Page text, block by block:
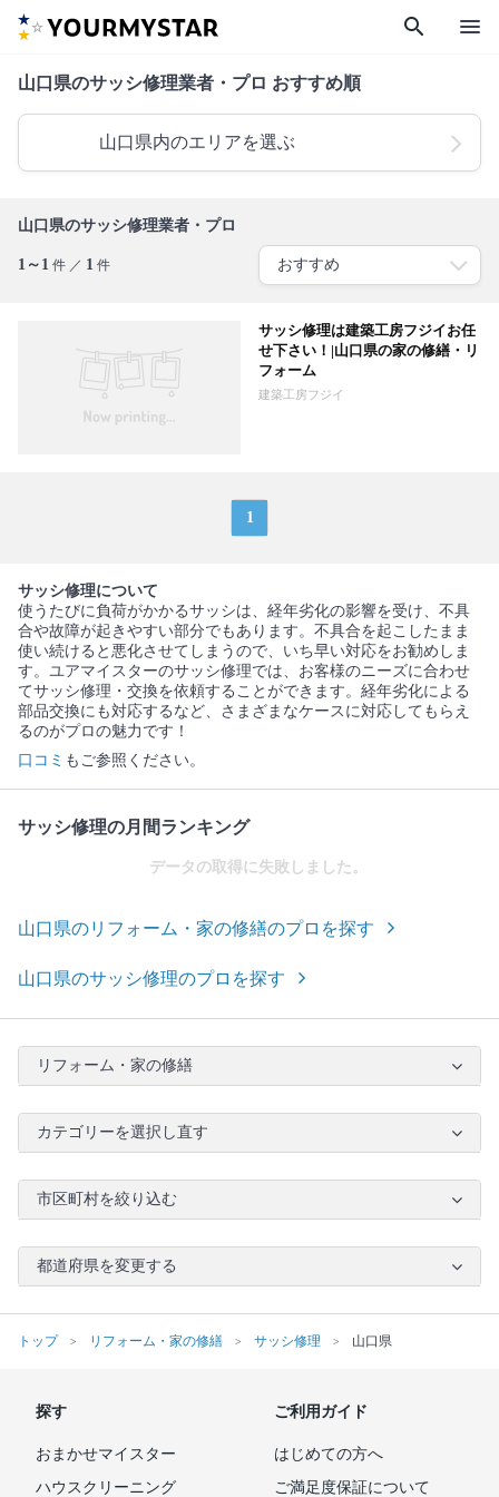
search menu
山口県のサッシ修理業者・プロ おすすめ順
山口県内のエリアを選ぶ
山口県のサッシ修理業者・プロ
1～1 件 ／ 1 件
サッシ修理は建築工房フジイお任
せ下さい！|山口県の家の修繕・リ
フォーム
建築工房フジイ
1
サッシ修理について
使うたびに負荷がかかるサッシは、経年劣化の影響を受け、不具
合や故障が起きやすい部分でもあります。不具合を起こしたまま
使い続けると悪化させてしまうので、いち早い対応をお勧めしま
す。ユアマイスターのサッシ修理では、お客様のニーズに合わせ
てサッシ修理・交換を依頼することができます。経年劣化による
部品交換にも対応するなど、さまざまなケースに対応してもらえ
るのがプロの魅力です！
口コミ もご参照ください。
サッシ修理の月間ランキング
データの取得に失敗しました。
山口県のリフォーム・家の修繕のプロを探す
山口県のサッシ修理のプロを探す
リフォーム・家の修繕
カテゴリーを選択し直す
市区町村を絞り込む
都道府県を変更する
トップ リフォーム・家の修繕 サッシ修理 山口県
探す
おまかせマイスター
ハウスクリーニング
ご利用ガイド
はじめての方へ
ご満足度保証について